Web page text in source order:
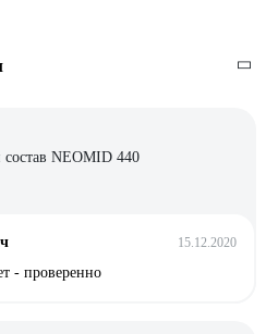
NEOMID 440
15.12.2020
- проверенно